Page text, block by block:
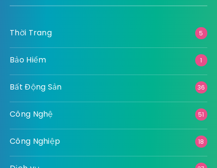
Thời Trang 5
Bảo Hiểm 1
Bất Động Sản 36
Công Nghệ 51
Công Nghiệp 18